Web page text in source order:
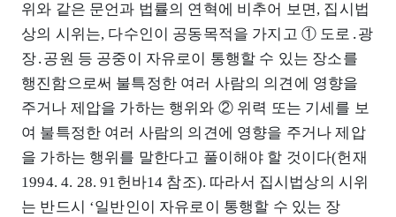
위와 같은 문언과 법률의 연혁에 비추어 보면, 집시법
상의 시위는, 다수인이 공동목적을 가지고 ① 도로․광
장․공원 등 공중이 자유로이 통행할 수 있는 장소를
행진함으로써 불특정한 여러 사람의 의견에 영향을
주거나 제압을 가하는 행위와 ② 위력 또는 기세를 보
여 불특정한 여러 사람의 의견에 영향을 주거나 제압
을 가하는 행위를 말한다고 풀이해야 할 것이다(헌재
1994. 4. 28. 91헌바14 참조). 따라서 집시법상의 시위
는 반드시 ‘일반인이 자유로이 통행할 수 있는 장